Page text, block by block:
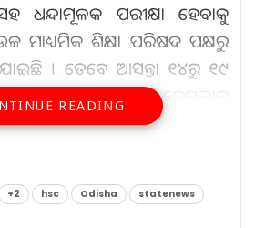
ଧନ୍ଦାମୂଳକ ପରୀକ୍ଷା ହେବାକୁ
ମାଧ୍ୟମିକ ଶିକ୍ଷା ପରିଷଦ ପକ୍ଷରୁ
। ତେବେ ଆସନ୍ତା ୧୪ରୁ ୧୯
ରେଗୁଲାର ଓ ଏକ୍ସ ରେଗୁଲାର
। ଏହାର ଫି’ ଦାଖଲ କରିବେ
READING
+2 hsc Odisha statenews